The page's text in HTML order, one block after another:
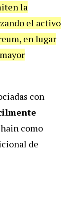
la
el activo
en lugar
con
como
de